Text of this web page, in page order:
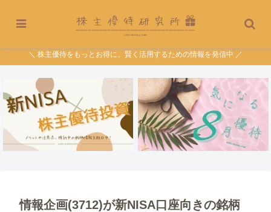
＼ 株主優待をもっとお得に、賢く活用するための情報を発信中 ／
情報企画(3712)が新NISA口座向きの銘柄